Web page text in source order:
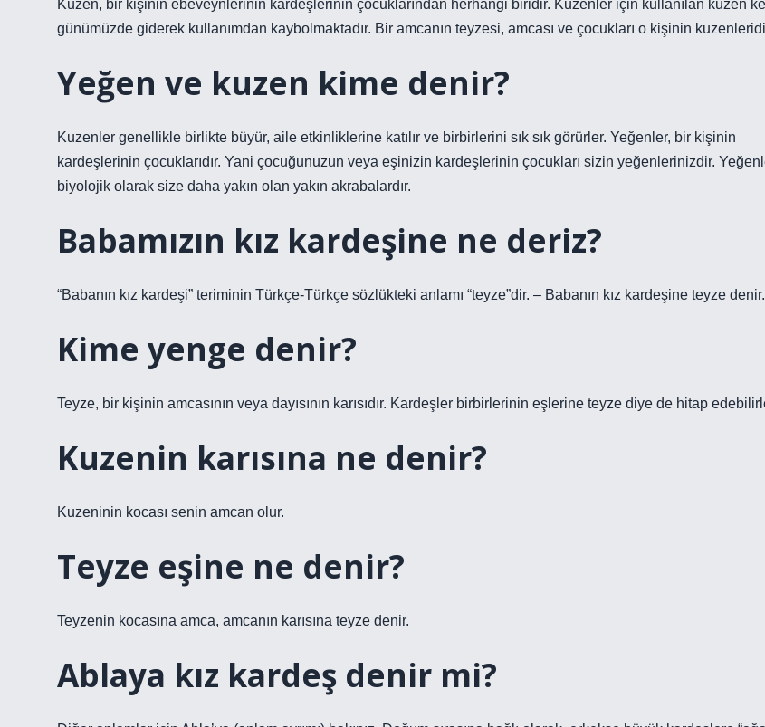
Kuzen, bir kişinin ebeveynlerinin kardeşlerinin çocuklarından herhangi biridir. Kuzenler için kullanılan kuzen
günümüzde giderek kullanımdan kaybolmaktadır. Bir amcanın teyzesi, amcası ve çocukları o kişinin
Yeğen ve kuzen kime denir?
Kuzenler genellikle birlikte büyür, aile etkinliklerine katılır ve birbirlerini sık sık görürler. Yeğenler, bir kişinin
kardeşlerinin çocuklarıdır. Yani çocuğunuzun veya eşinizin kardeşlerinin çocukları sizin yeğenlerinizdir.
biyolojik olarak size daha yakın olan yakın akrabalardır.
Babamızın kız kardeşine ne deriz?
“Babanın kız kardeşi” teriminin Türkçe-Türkçe sözlükteki anlamı “teyze”dir. – Babanın kız kardeşine teyze denir.
Kime yenge denir?
Teyze, bir kişinin amcasının veya dayısının karısıdır. Kardeşler birbirlerinin eşlerine teyze diye de hitap
Kuzenin karısına ne denir?
Kuzeninin kocası senin amcan olur.
Teyze eşine ne denir?
Teyzenin kocasına amca, amcanın karısına teyze denir.
Ablaya kız kardeş denir mi?